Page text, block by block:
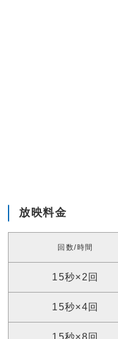
放映料金
回数/時間
15秒×2回
15秒×4回